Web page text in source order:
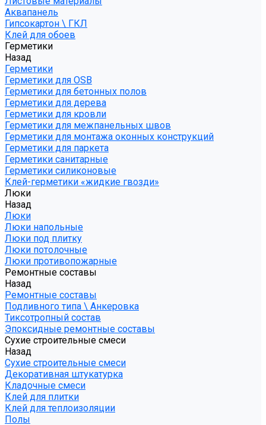
Аквапанель
Гипсокартон \ ГКЛ
Клей для обоев
Герметики
Назад
Герметики
Герметики для OSB
Герметики для бетонных полов
Герметики для дерева
Герметики для кровли
Герметики для межпанельных швов
Герметики для монтажа оконных конструкций
Герметики для паркета
Герметики санитарные
Герметики силиконовые
Клей-герметики «жидкие гвозди»
Люки
Назад
Люки
Люки напольные
Люки под плитку
Люки потолочные
Люки противопожарные
Ремонтные составы
Назад
Ремонтные составы
Подливного типа \ Анкеровка
Тиксотропный состав
Эпоксидные ремонтные составы
Сухие строительные смеси
Назад
Сухие строительные смеси
Декоративная штукатурка
Кладочные смеси
Клей для плитки
Клей для теплоизоляции
Полы